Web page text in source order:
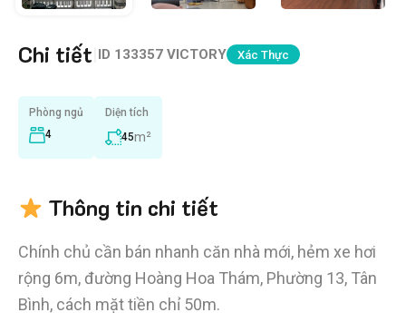
Chi tiết ID 133357 VICTORY Xác Thực
Phòng ngủ
4
Diện tích
45m²
Thông tin chi tiết
Chính chủ cần bán nhanh căn nhà mới, hẻm xe hơi
rộng 6m, đường Hoàng Hoa Thám, Phường 13, Tân
Bình, cách mặt tiền chỉ 50m.